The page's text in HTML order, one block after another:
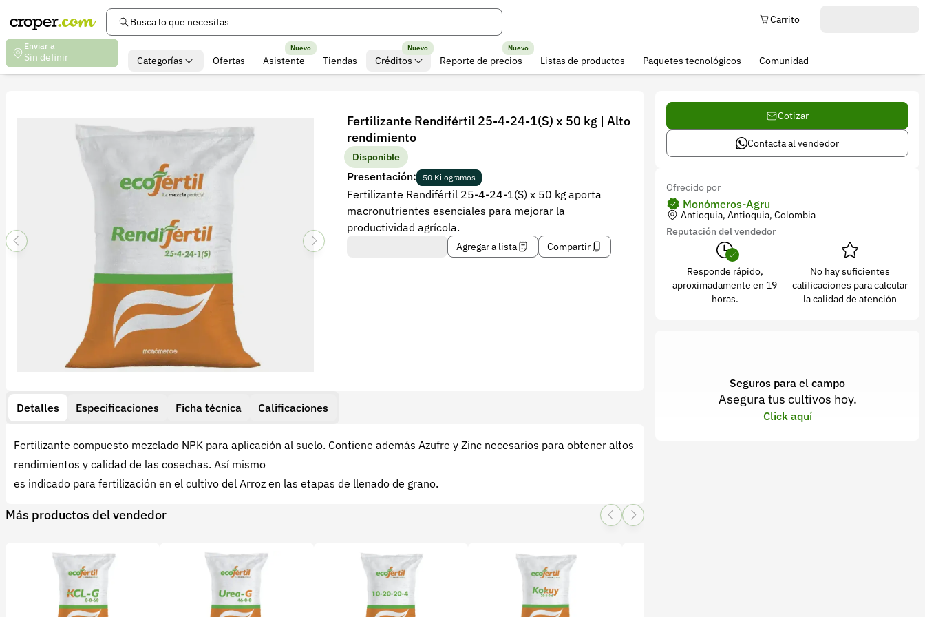
Busca lo que necesitas
Enviar a
Sin definir
Carrito
Categorías Ofertas Asistente
Nuevo
Tiendas Créditos
Nuevo
Reporte de precios
Nuevo
Listas de productos Paquetes tecnológicos Comunidad
Fertilizante Rendifértil 25-4-24-1(S) x 50 kg | Alto
rendimiento
Disponible
Presentación: 50 Kilogramos
Fertilizante Rendifértil 25-4-24-1(S) x 50 kg aporta
macronutrientes esenciales para mejorar la
productividad agrícola.
Agregar a lista Compartir
Detalles Especificaciones Ficha técnica Calificaciones
Fertilizante compuesto mezclado NPK para aplicación al suelo. Contiene además Azufre y Zinc necesarios para obtener altos
rendimientos y calidad de las cosechas. Así mismo
es indicado para fertilización en el cultivo del Arroz en las etapas de llenado de grano.
Más productos del vendedor
Cotizar
Contacta al vendedor
Ofrecido por
Monómeros-Agru
Antioquia, Antioquia, Colombia
Reputación del vendedor
Responde rápido,
aproximadamente en 19
horas.
No hay suficientes
calificaciones para calcular
la calidad de atención
Seguros para el campo
Asegura tus cultivos hoy.
Click aquí